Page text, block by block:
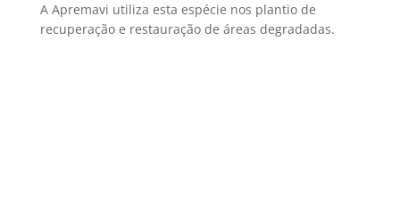
A Apremavi utiliza esta espécie nos plantio de
recuperação e restauração de áreas degradadas.